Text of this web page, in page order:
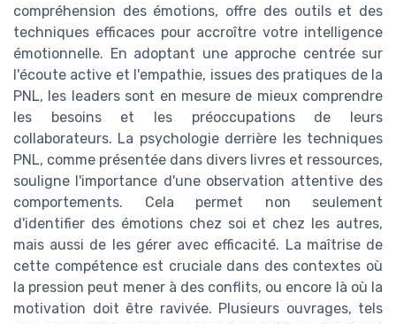
compréhension des émotions, offre des outils et des
techniques efficaces pour accroître votre intelligence
émotionnelle. En adoptant une approche centrée sur
l'écoute active et l'empathie, issues des pratiques de la
PNL, les leaders sont en mesure de mieux comprendre
les besoins et les préoccupations de leurs
collaborateurs. La psychologie derrière les techniques
PNL, comme présentée dans divers livres et ressources,
souligne l'importance d'une observation attentive des
comportements. Cela permet non seulement
d'identifier des émotions chez soi et chez les autres,
mais aussi de les gérer avec efficacité. La maîtrise de
cette compétence est cruciale dans des contextes où
la pression peut mener à des conflits, ou encore là où la
motivation doit être ravivée. Plusieurs ouvrages, tels